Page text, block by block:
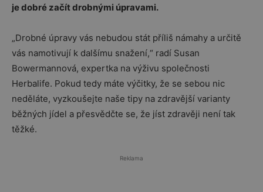
je dobré začít drobnými úpravami.
„Drobné úpravy vás nebudou stát příliš námahy a určitě
vás namotivují k dalšímu snažení,“ radí Susan
Bowermannová, expertka na výživu společnosti
Herbalife. Pokud tedy máte výčitky, že se sebou nic
neděláte, vyzkoušejte naše tipy na zdravější varianty
běžných jídel a přesvědčte se, že jíst zdravěji není tak
těžké.
Reklama